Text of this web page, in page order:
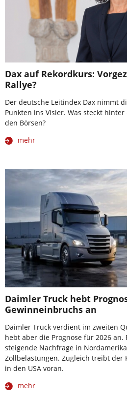
Dax auf Rekordkurs:
Rallye?
Der deutsche Leitindex Dax nimmt
Punkten ins Visier. Was steckt
den Börsen?
mehr
Daimler Truck hebt
Gewinneinbruchs an
Daimler Truck verdient im zweiten
hebt aber die Prognose für 2026
steigende Nachfrage in
Zollbelastungen. Zugleich treibt der
in den USA voran.
mehr